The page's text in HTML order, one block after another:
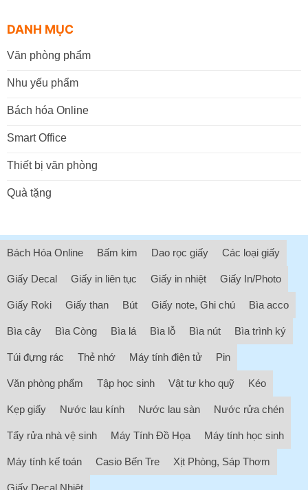
DANH MỤC
Văn phòng phẩm
Nhu yếu phẩm
Bách hóa Online
Smart Office
Thiết bị văn phòng
Quà tặng
Bách Hóa Online Bấm kim Dao rọc giấy Các loại giấy
Giấy Decal Giấy in liên tục Giấy in nhiệt Giấy In/Photo
Giấy Roki Giấy than Bút Giấy note, Ghi chú Bìa acco
Bìa cây Bìa Còng Bìa lá Bìa lỗ Bìa nút Bìa trình ký
Túi đựng rác Thẻ nhớ Máy tính điện tử Pin
Văn phòng phẩm Tập học sinh Vật tư kho quỹ Kéo
Kẹp giấy Nước lau kính Nước lau sàn Nước rửa chén
Tẩy rửa nhà vệ sinh Máy Tính Đồ Họa Máy tính học sinh
Máy tính kế toán Casio Bến Tre Xịt Phòng, Sáp Thơm